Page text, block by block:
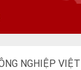
NGHIỆP